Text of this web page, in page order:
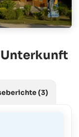
(3)